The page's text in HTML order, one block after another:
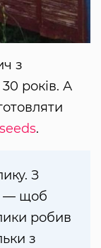
з
років. А
seeds.
З
— щоб
робив
з